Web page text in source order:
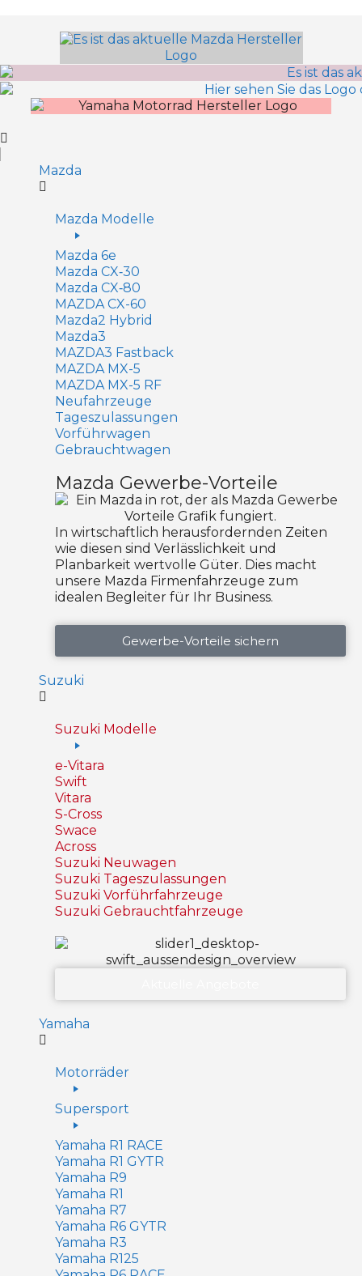
Mazda
Mazda Modelle
Mazda 6e
Mazda CX‑30
Mazda CX‑80
MAZDA CX-60
Mazda2 Hy­brid
Mazda3
MAZDA3 Fastback
MAZDA MX-5
MAZDA MX-5 RF
Neufahrzeuge
Tageszulassungen
Vorführwagen
Gebrauchtwagen
Mazda Gewerbe-Vorteile
In wirtschaftlich herausfordernden Zeiten
wie diesen sind Verlässlichkeit und
Planbarkeit wertvolle Güter. Dies macht
unsere Mazda Firmenfahrzeuge zum
idealen Begleiter für Ihr Business.
Gewerbe-Vorteile sichern
Suzuki
Suzuki Modelle
e-Vitara
Swift
Vitara
S-Cross
Swace
Across
Suzuki Neuwagen
Suzuki Tageszulassungen
Suzuki Vorführfahrzeuge
Suzuki Gebrauchtfahrzeuge
Yamaha
Motorräder
Supersport
Yamaha R1 RACE
Yamaha R1 GYTR
Yamaha R9
Yamaha R1
Yamaha R7
Yamaha R6 GYTR
Yamaha R3
Yamaha R125